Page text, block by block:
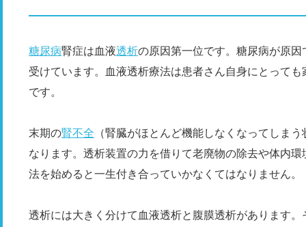
糖尿病腎症は血液透析の原因第一位です。糖尿病が原
受けています。血液透析療法は患者さん自身にとって
です。
末期の腎不全 （腎臓がほとんど機能しなくなってしま
なります。透析装置の力を借りて老廃物の除去や体内
法を始めると一生付き合っていかなくてはなりません。
透析には大きく分けて血液透析と腹膜透析があります